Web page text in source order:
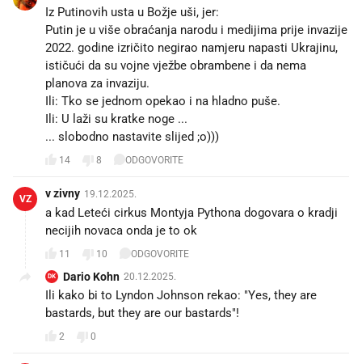
Iz Putinovih usta u Božje uši, jer:
Putin je u više obraćanja narodu i medijima prije invazije
2022. godine izričito negirao namjeru napasti Ukrajinu,
ističući da su vojne vježbe obrambene i da nema
planova za invaziju.
Ili: Tko se jednom opekao i na hladno puše.
Ili: U laži su kratke noge ...
... slobodno nastavite slijed ;o)))
14 8 ODGOVORITE
VZ v zivny 19.12.2025.
a kad Leteći cirkus Montyja Pythona dogovara o kradji
necijih novaca onda je to ok
11 10 ODGOVORITE
DK Dario Kohn 20.12.2025.
Ili kako bi to Lyndon Johnson rekao: "Yes, they are
bastards, but they are our bastards"!
2 0